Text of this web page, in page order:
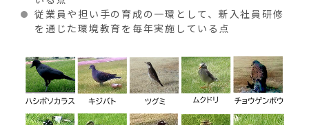
従業員や担い手の育成の一環として、新入社員研修
を通じた環境教育を毎年実施している点